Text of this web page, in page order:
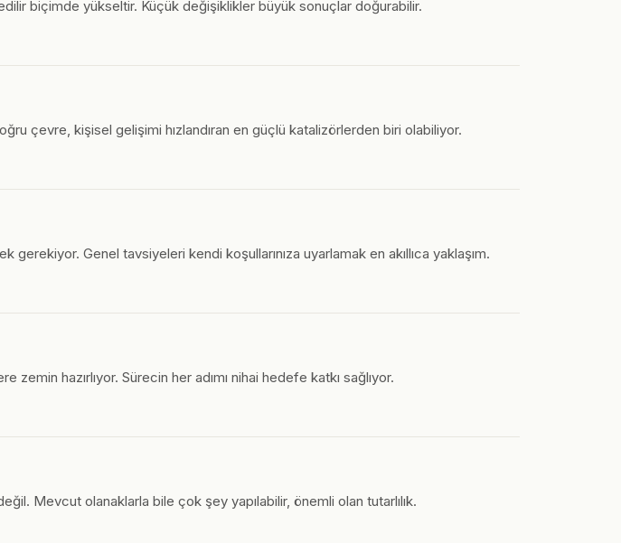
biçimde yükseltir. Küçük değişiklikler büyük sonuçlar doğurabilir.
çevre, kişisel gelişimi hızlandıran en güçlü katalizörlerden biri olabiliyor.
Genel tavsiyeleri kendi koşullarınıza uyarlamak en akıllıca yaklaşım.
hazırlıyor. Sürecin her adımı nihai hedefe katkı sağlıyor.
Mevcut olanaklarla bile çok şey yapılabilir, önemli olan tutarlılık.